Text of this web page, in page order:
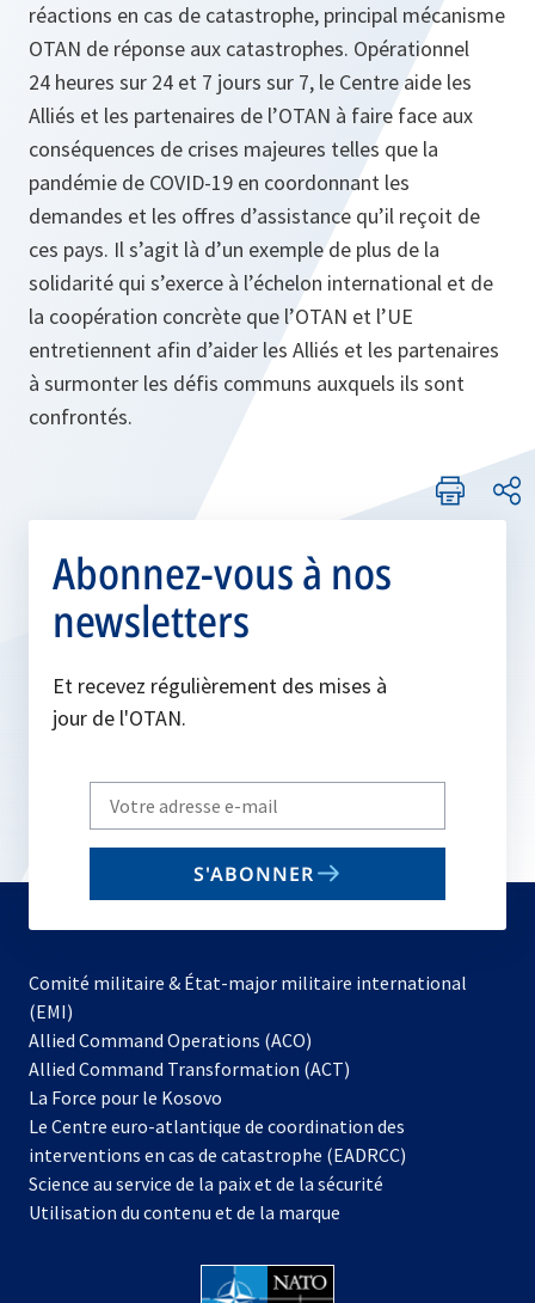
réactions en cas de catastrophe, principal mécanisme
OTAN de réponse aux catastrophes. Opérationnel
24 heures sur 24 et 7 jours sur 7, le Centre aide les
Alliés et les partenaires de l’OTAN à faire face aux
conséquences de crises majeures telles que la
pandémie de COVID-19 en coordonnant les
demandes et les offres d’assistance qu’il reçoit de
ces pays. Il s’agit là d’un exemple de plus de la
solidarité qui s’exerce à l’échelon international et de
la coopération concrète que l’OTAN et l’UE
entretiennent afin d’aider les Alliés et les partenaires
à surmonter les défis communs auxquels ils sont
confrontés.
Abonnez-vous à nos
newsletters
Et recevez régulièrement des mises à
jour de l'OTAN.
Write
your
email
S'ABONNER
Comité militaire & État-major militaire international
(EMI)
Allied Command Operations (ACO)
dans
nouvel
onglet
Allied Command Transformation (ACT)
La Force pour le Kosovo
dans
un
nouvel
onglet
Le Centre euro-atlantique de coordination des
interventions en cas de catastrophe (EADRCC)
Science au service de la paix et de la sécurité
Utilisation du contenu et de la marque